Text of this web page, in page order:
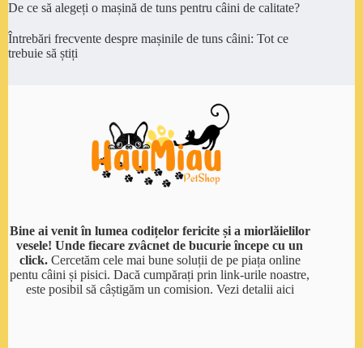
De ce să alegeți o mașină de tuns pentru câini de calitate?
Întrebări frecvente despre mașinile de tuns câini: Tot ce
trebuie să știți
Bine ai venit în lumea codițelor fericite și a miorlăielilor
vesele! Unde fiecare zvâcnet de bucurie începe cu un
click.Cercetăm cele mai bune soluții de pe piața online
pentu câini și pisici. Dacă cumpărați prin link-urile noastre,
este posibil să câștigăm un comision. Vezi detalii aici